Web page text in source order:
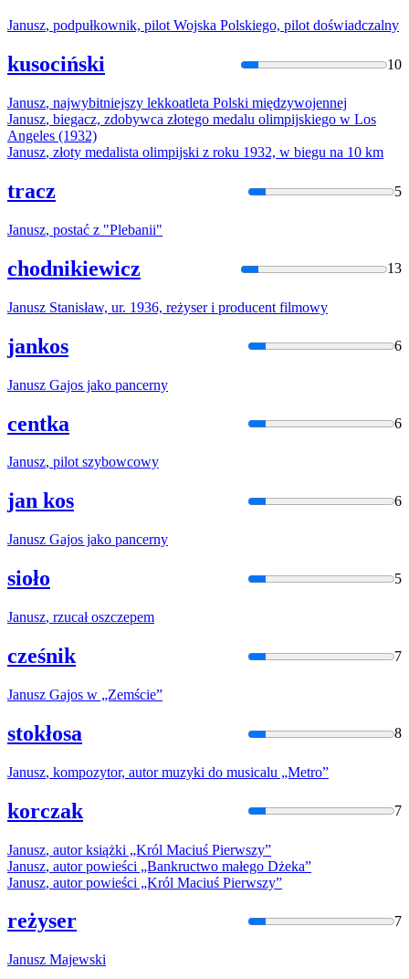
Janusz, podpułkownik, pilot Wojska Polskiego, pilot doświadczalny
kusociński 10
Janusz, najwybitniejszy lekkoatleta Polski międzywojennej
Janusz, biegacz, zdobywca złotego medalu olimpijskiego w Los
Angeles (1932)
Janusz, złoty medalista olimpijski z roku 1932, w biegu na 10 km
tracz 5
Janusz, postać z "Plebanii"
chodnikiewicz 13
Janusz Stanisław, ur. 1936, reżyser i producent filmowy
jankos 6
Janusz Gajos jako pancerny
centka 6
Janusz, pilot szybowcowy
jan kos 6
Janusz Gajos jako pancerny
sioło 5
Janusz, rzucał oszczepem
cześnik 7
Janusz Gajos w „Zemście”
stokłosa 8
Janusz, kompozytor, autor muzyki do musicalu „Metro”
korczak 7
Janusz, autor książki „Król Maciuś Pierwszy”
Janusz, autor powieści „Bankructwo małego Dżeka”
Janusz, autor powieści „Król Maciuś Pierwszy”
reżyser 7
Janusz Majewski